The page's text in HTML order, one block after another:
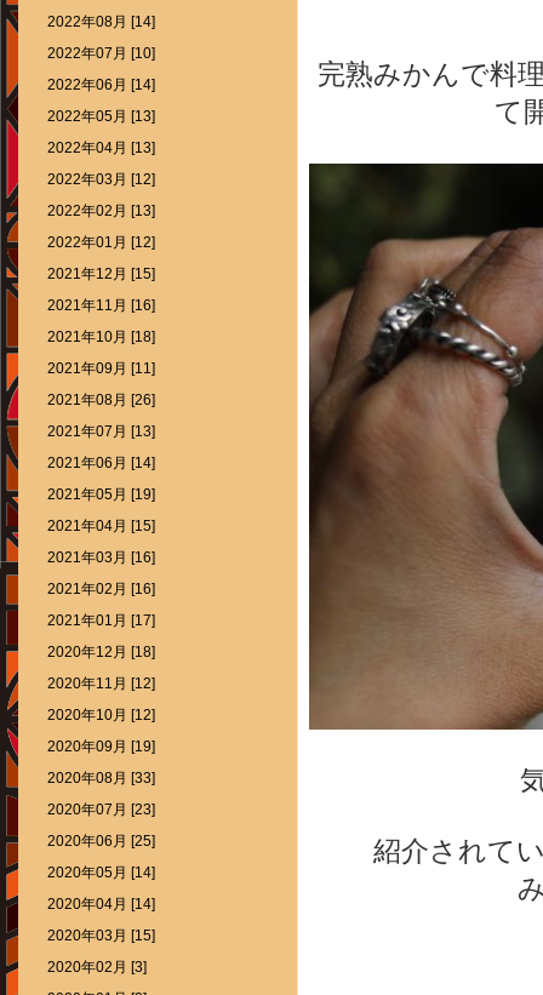
完熟みかんで料
て
紹介されて
2022年08月 [14]
2022年07月 [10]
2022年06月 [14]
2022年05月 [13]
2022年04月 [13]
2022年03月 [12]
2022年02月 [13]
2022年01月 [12]
2021年12月 [15]
2021年11月 [16]
2021年10月 [18]
2021年09月 [11]
2021年08月 [26]
2021年07月 [13]
2021年06月 [14]
2021年05月 [19]
2021年04月 [15]
2021年03月 [16]
2021年02月 [16]
2021年01月 [17]
2020年12月 [18]
2020年11月 [12]
2020年10月 [12]
2020年09月 [19]
2020年08月 [33]
2020年07月 [23]
2020年06月 [25]
2020年05月 [14]
2020年04月 [14]
2020年03月 [15]
2020年02月 [3]